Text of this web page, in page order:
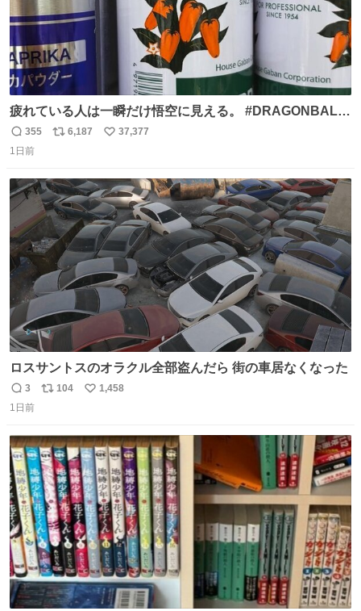
疲れている人は一瞬だけ悟空に見える。 #DRAGONBALL
#ドラゴンボール
返
信
355
リ
ト
数
6,187
い
数
37,377
1日前
ロスサントスのオラクル全部盗んだら 街の車居なくなった
返
信
3
リ
ト
数
104
い
数
1,458
1日前